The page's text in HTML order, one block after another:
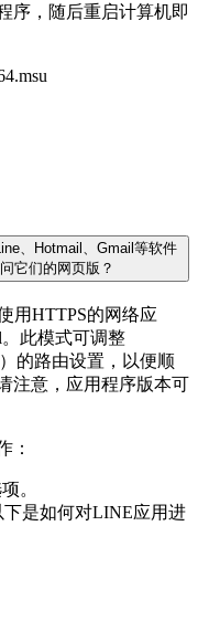
序，随后重启计算机即
、Hotmail、Gmail等软件
它们的网页版？
用HTTPS的网络应
。此模式可调整
的路由设置，以便顺
注意，应用程序版本可
：
。
是如何对LINE应用进